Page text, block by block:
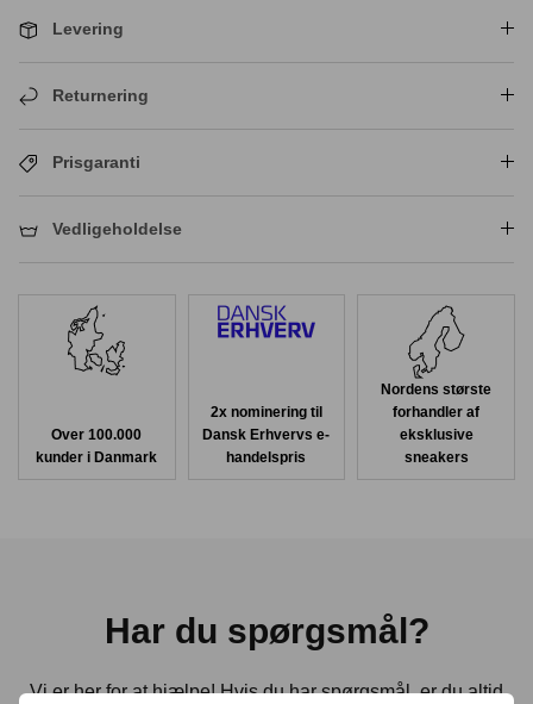
Levering
Returnering
Prisgaranti
Vedligeholdelse
Over 100.000
kunder i Danmark
2x nominering til
Dansk Erhvervs e-
handelspris
Nordens største
forhandler af
eksklusive
sneakers
Har du spørgsmål?
Vi er her for at hjælpe! Hvis du har spørgsmål, er du altid